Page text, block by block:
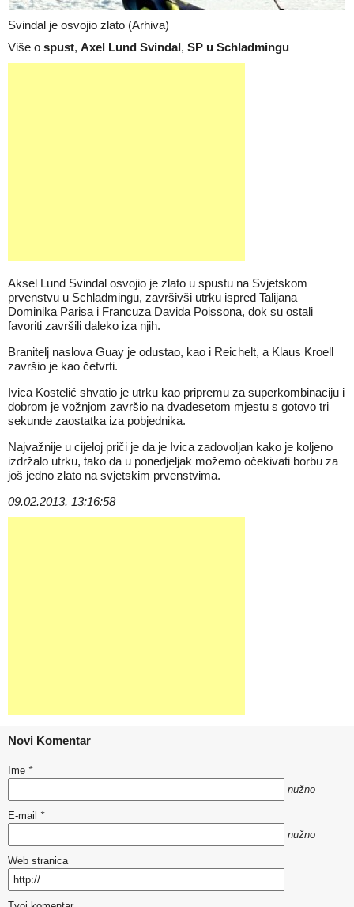
Svindal je osvojio zlato (Arhiva)
Više o spust, Axel Lund Svindal, SP u Schladmingu
Aksel Lund Svindal osvojio je zlato u spustu na Svjetskom
prvenstvu u Schladmingu, završivši utrku ispred Talijana
Dominika Parisa i Francuza Davida Poissona, dok su ostali
favoriti završili daleko iza njih.
Branitelj naslova Guay je odustao, kao i Reichelt, a Klaus Kroell
završio je kao četvrti.
Ivica Kostelić shvatio je utrku kao pripremu za superkombinaciju i
dobrom je vožnjom završio na dvadesetom mjestu s gotovo tri
sekunde zaostatka iza pobjednika.
Najvažnije u cijeloj priči je da je Ivica zadovoljan kako je koljeno
izdržalo utrku, tako da u ponedjeljak možemo očekivati borbu za
još jedno zlato na svjetskim prvenstvima.
09.02.2013. 13:16:58
Novi Komentar
Ime *
nužno
E-mail *
nužno
Web stranica